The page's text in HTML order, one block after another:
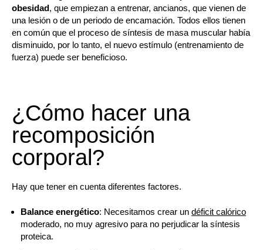
obesidad, que empiezan a entrenar, ancianos, que vienen de
una lesión o de un periodo de encamación. Todos ellos tienen
en común que el proceso de síntesis de masa muscular había
disminuido, por lo tanto, el nuevo estímulo (entrenamiento de
fuerza) puede ser beneficioso.
¿Cómo hacer una
recomposición
corporal?
Hay que tener en cuenta diferentes factores.
Balance energético: Necesitamos crear un déficit calórico
moderado, no muy agresivo para no perjudicar la síntesis
proteica.